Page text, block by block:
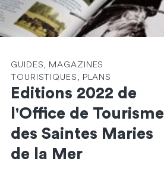
GUIDES, MAGAZINES
TOURISTIQUES, PLANS
Editions 2022 de
l'Office de Tourisme
des Saintes Maries
de la Mer